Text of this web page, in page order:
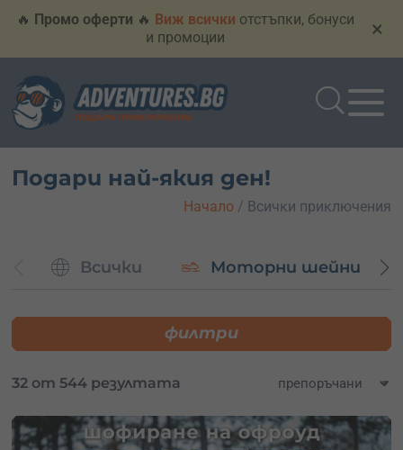
🔥 Промо оферти 🔥 Виж всички отстъпки, бонуси
и промоции
×
Подари най-якия ден!
Начало / Всички приключения
Всички Моторни шейни
филтри
32 от 544 резултата